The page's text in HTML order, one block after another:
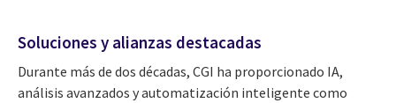
Soluciones y alianzas destacadas
Durante más de dos décadas, CGI ha proporcionado IA,
análisis avanzados y automatización inteligente como